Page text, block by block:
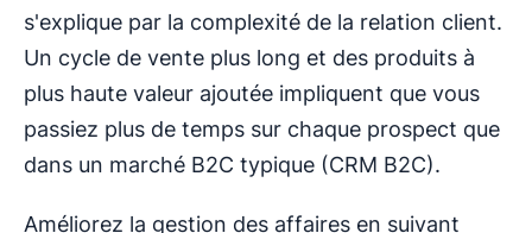
s'explique par la complexité de la relation client.
Un cycle de vente plus long et des produits à
plus haute valeur ajoutée impliquent que vous
passiez plus de temps sur chaque prospect que
dans un marché B2C typique (CRM B2C).
Améliorez la gestion des affaires en suivant